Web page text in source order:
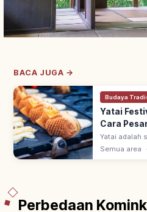
BACA JUGA →
Budaya
Yatai
Cara
Yatai adalah
yang ramai
Semua area
Perbedaan